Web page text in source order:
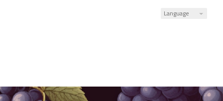
Language